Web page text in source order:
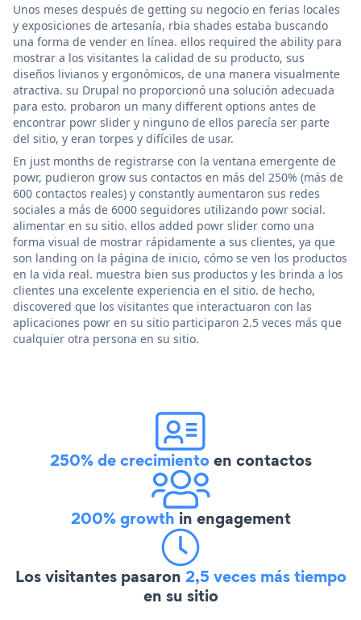
Unos meses después de getting su negocio en ferias locales
y exposiciones de artesanía, rbia shades estaba buscando
una forma de vender en línea. ellos required the ability para
mostrar a los visitantes la calidad de su producto, sus
diseños livianos y ergonómicos, de una manera visualmente
atractiva. su Drupal no proporcionó una solución adecuada
para esto. probaron un many different options antes de
encontrar powr slider y ninguno de ellos parecía ser parte
del sitio, y eran torpes y difíciles de usar.
En just months de registrarse con la ventana emergente de
powr, pudieron grow sus contactos en más del 250% (más de
600 contactos reales) y constantly aumentaron sus redes
sociales a más de 6000 seguidores utilizando powr social.
alimentar en su sitio. ellos added powr slider como una
forma visual de mostrar rápidamente a sus clientes, ya que
son landing on la página de inicio, cómo se ven los productos
en la vida real. muestra bien sus productos y les brinda a los
clientes una excelente experiencia en el sitio. de hecho,
discovered que los visitantes que interactuaron con las
aplicaciones powr en su sitio participaron 2.5 veces más que
cualquier otra persona en su sitio.
250% de crecimientoen contactos
200% growth in engagement
Los visitantes pasaron 2,5 veces más tiempo
en su sitio